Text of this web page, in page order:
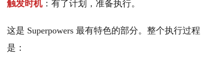
触发时机：有了计划，准备执行。
这是 Superpowers 最有特色的部分。整个执行过程
是：